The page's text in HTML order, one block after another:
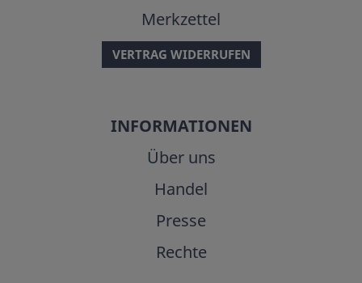
Merkzettel
VERTRAG WIDERRUFEN
INFORMATIONEN
Über uns
Handel
Presse
Rechte